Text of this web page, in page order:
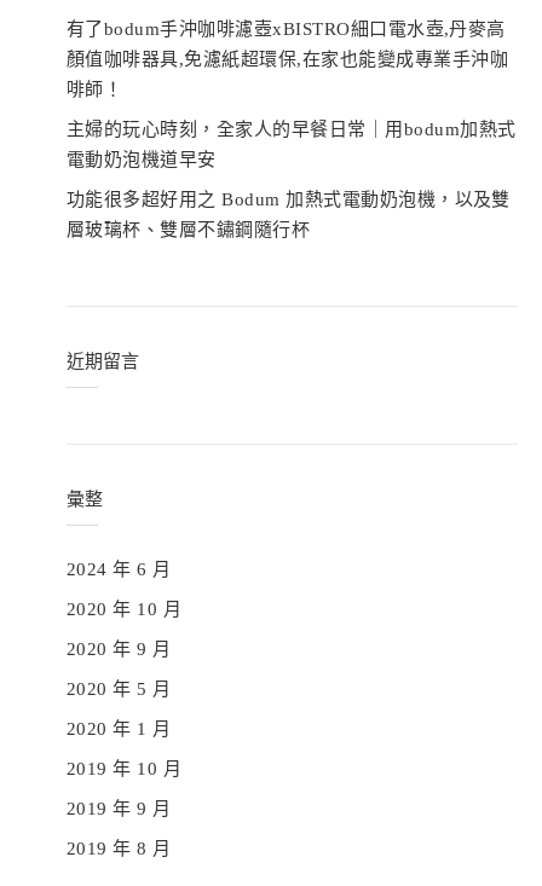
有了bodum手沖咖啡濾壺xBISTRO細口電水壺,丹麥高
顏值咖啡器具,免濾紙超環保,在家也能變成專業手沖咖
啡師！
主婦的玩心時刻，全家人的早餐日常｜用bodum加熱式
電動奶泡機道早安
功能很多超好用之 Bodum 加熱式電動奶泡機，以及雙
層玻璃杯、雙層不鏽鋼隨行杯
近期留言
彙整
2024 年 6 月
2020 年 10 月
2020 年 9 月
2020 年 5 月
2020 年 1 月
2019 年 10 月
2019 年 9 月
2019 年 8 月